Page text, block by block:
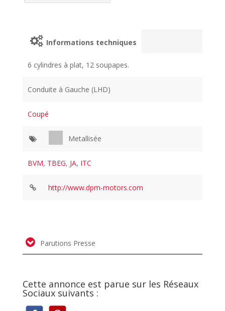
Informations techniques
6 cylindres à plat, 12 soupapes.
Conduite à Gauche (LHD)
Coupé
Metallisée
BVM, TBEG, JA, ITC
http://www.dpm-motors.com
Parutions Presse
Cette annonce est parue sur les Réseaux
Sociaux suivants :